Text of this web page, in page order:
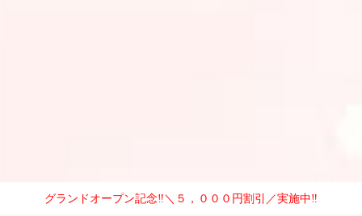
モーニング割引‼︎さらに＼２，０００円割引／